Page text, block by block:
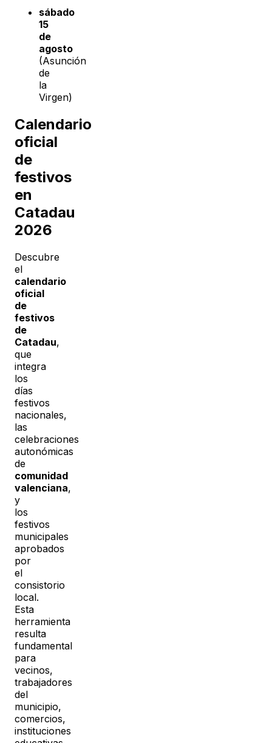
sábado
15
de
agosto
(Asunción
de
la
Virgen)
Calendario
oficial
de
festivos
en
Catadau
2026
Descubre
el
calendario
oficial
de
festivos
de
Catadau,
que
integra
los
días
festivos
nacionales,
las
celebraciones
autonómicas
de
comunidad
valenciana,
y
los
festivos
municipales
aprobados
por
el
consistorio
local.
Esta
herramienta
resulta
fundamental
para
vecinos,
trabajadores
del
municipio,
comercios,
instituciones